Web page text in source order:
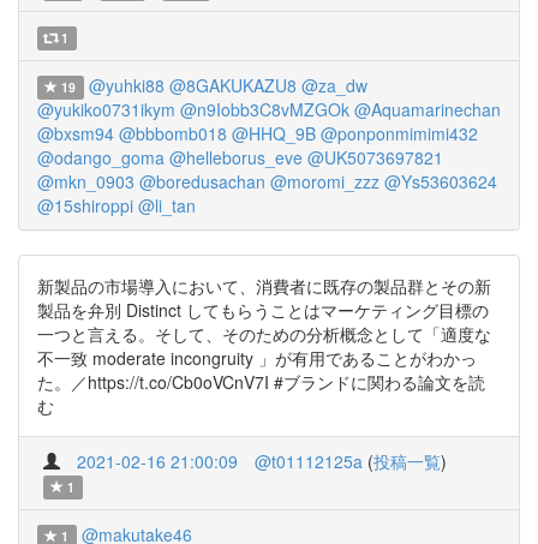
1
19 @yuhki88 @8GAKUKAZU8 @za_dw
@yukiko0731ikym @n9Iobb3C8vMZGOk @Aquamarinechan
@bxsm94 @bbbomb018 @HHQ_9B @ponponmimimi432
@odango_goma @helleborus_eve @UK5073697821
@mkn_0903 @boredusachan @moromi_zzz @Ys53603624
@15shiroppi @li_tan
新製品の市場導入において、消費者に既存の製品群とその新
製品を弁別 Distinct してもらうことはマーケティング目標の
一つと言える。そして、そのための分析概念として「適度な
不一致 moderate incongruity 」が有用であることがわかっ
た。／https://t.co/Cb0oVCnV7I #ブランドに関わる論文を読
む
2021-02-16 21:00:09 @t01112125a (投稿一覧)
1
1 @makutake46